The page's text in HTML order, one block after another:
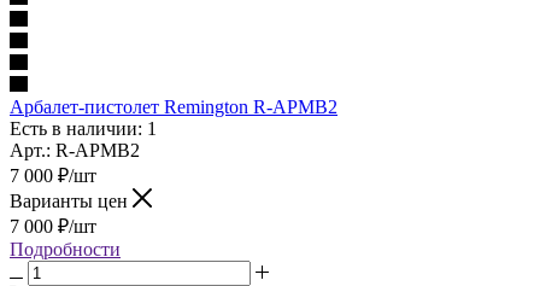
Арбалет-пистолет Remington R-APMB2
Есть в наличии: 1
Арт.: R-APMB2
7 000 ₽/шт
Варианты цен
7 000 ₽/шт
Подробности